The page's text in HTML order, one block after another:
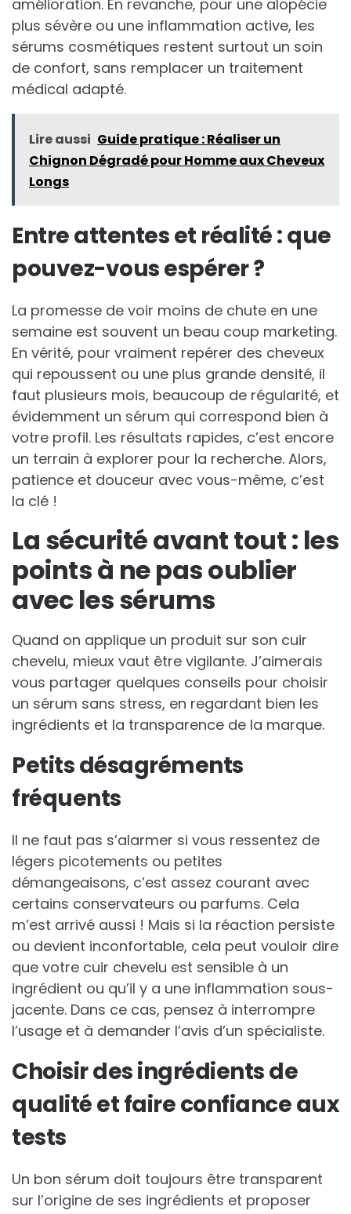
amélioration. En revanche, pour une alopécie
plus sévère ou une inflammation active, les
sérums cosmétiques restent surtout un soin
de confort, sans remplacer un traitement
médical adapté.
Lire aussi Guide pratique : Réaliser un
Chignon Dégradé pour Homme aux Cheveux
Longs
Entre attentes et réalité : que
pouvez-vous espérer ?
La promesse de voir moins de chute en une
semaine est souvent un beau coup marketing.
En vérité, pour vraiment repérer des cheveux
qui repoussent ou une plus grande densité, il
faut plusieurs mois, beaucoup de régularité, et
évidemment un sérum qui correspond bien à
votre profil. Les résultats rapides, c’est encore
un terrain à explorer pour la recherche. Alors,
patience et douceur avec vous-même, c’est
la clé !
La sécurité avant tout : les
points à ne pas oublier
avec les sérums
Quand on applique un produit sur son cuir
chevelu, mieux vaut être vigilante. J’aimerais
vous partager quelques conseils pour choisir
un sérum sans stress, en regardant bien les
ingrédients et la transparence de la marque.
Petits désagréments
fréquents
Il ne faut pas s’alarmer si vous ressentez de
légers picotements ou petites
démangeaisons, c’est assez courant avec
certains conservateurs ou parfums. Cela
m’est arrivé aussi ! Mais si la réaction persiste
ou devient inconfortable, cela peut vouloir dire
que votre cuir chevelu est sensible à un
ingrédient ou qu’il y a une inflammation sous-
jacente. Dans ce cas, pensez à interrompre
l’usage et à demander l’avis d’un spécialiste.
Choisir des ingrédients de
qualité et faire confiance aux
tests
Un bon sérum doit toujours être transparent
sur l’origine de ses ingrédients et proposer